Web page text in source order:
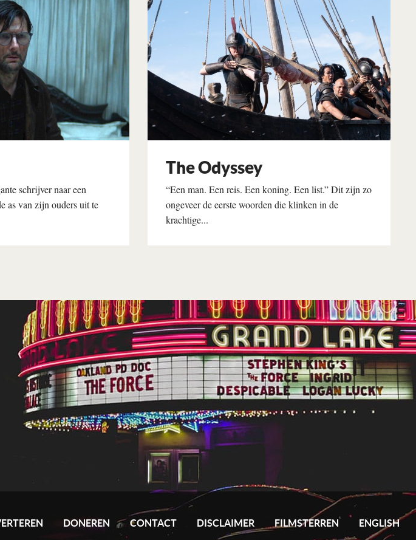
schrijver naar een
as van zijn ouders uit te
The Odyssey
“Een man. Een reis. Een koning. Een list.” Dit zijn zo
ongeveer de eerste woorden die klinken in de
krachtige...
DONEREN CONTACT DISCLAIMER FILMSTERREN ENGLISH